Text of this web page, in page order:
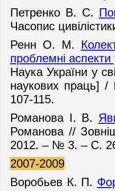
Петренко В. С.
Часопис
Ренн О. М.
проблемні аспекти
Наука України у
наукових праць]
107-115.
Романова І. В.
Романова //
2012. – № 3. – С.
2007-2009
Воробьев К. П.